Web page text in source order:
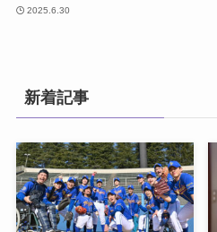
2025.6.30
新着記事